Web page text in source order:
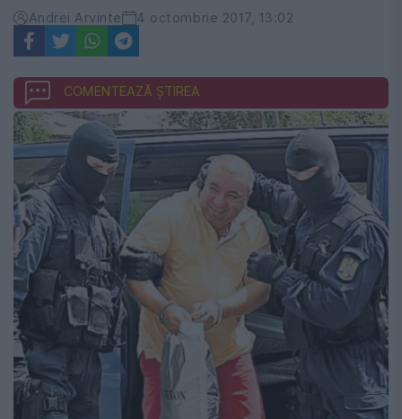
Andrei Arvinte 4 octombrie 2017, 13:02
COMENTEAZĂ ȘTIREA